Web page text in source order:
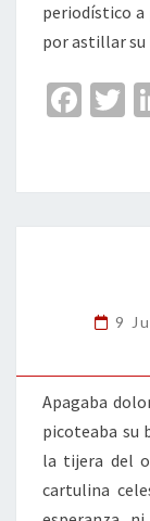
periodístico
por astillar
Fa
o
o
T
9
Apagaba
picoteaba su
la tijera del
cartulina